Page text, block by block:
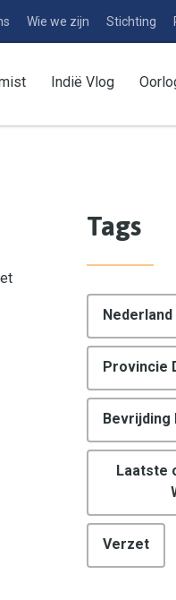
Wie we zijn Stichting
Indië Vlog
Tags
Nederland
Provincie
Bevrijding
Laatste
Verzet